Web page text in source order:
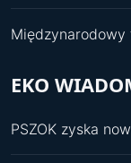
EKO
PSZOK zyska